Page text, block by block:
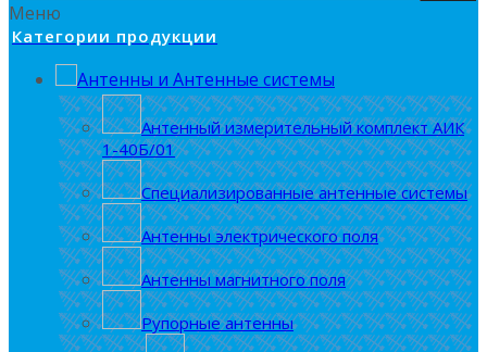
Меню
Категории продукции
Антенны и Антенные системы
Антенный измерительный комплект АИК
1-40Б/01
Специализированные антенные системы
Антенны электрического поля
Антенны магнитного поля
Рупорные антенны